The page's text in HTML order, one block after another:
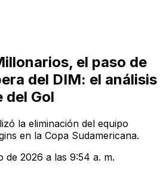
el paso de
del DIM: el análisis
del Gol
la eliminación del equipo
en la Copa Sudamericana.
de 2026 a las 9:54 a. m.